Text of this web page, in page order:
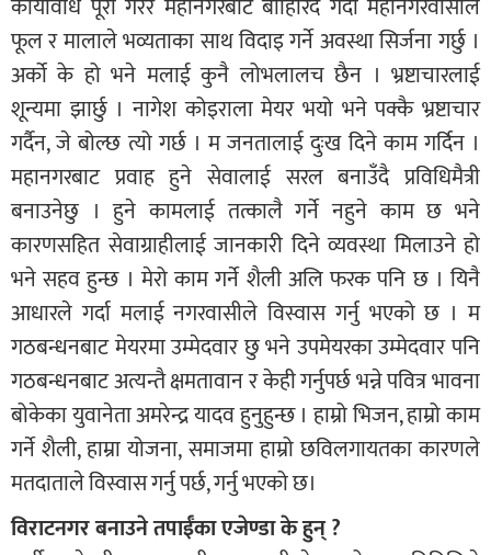
कार्यावधि पूरा गरेर महानगरबाट बाहिरिँदै गर्दा महानगरवासीले
फूल र मालाले भव्यताका साथ विदाइ गर्ने अवस्था सिर्जना गर्छु ।
अर्को के हो भने मलाई कुनै लोभलालच छैन । भ्रष्टाचारलाई
शून्यमा झार्छु । नागेश कोइराला मेयर भयो भने पक्कै भ्रष्टाचार
गर्दैन, जे बोल्छ त्यो गर्छ । म जनतालाई दुःख दिने काम गर्दिन ।
महानगरबाट प्रवाह हुने सेवालाई सरल बनाउँदै प्रविधिमैत्री
बनाउनेछु । हुने कामलाई तत्कालै गर्ने नहुने काम छ भने
कारणसहित सेवाग्राहीलाई जानकारी दिने व्यवस्था मिलाउने हो
भने सहव हुन्छ । मेरो काम गर्ने शैली अलि फरक पनि छ । यिनै
आधारले गर्दा मलाई नगरवासीले विस्वास गर्नु भएको छ । म
गठबन्धनबाट मेयरमा उम्मेदवार छु भने उपमेयरका उम्मेदवार पनि
गठबन्धनबाट अत्यन्तै क्षमतावान र केही गर्नुपर्छ भन्ने पवित्र भावना
बोकेका युवानेता अमरेन्द्र यादव हुनुहुन्छ । हाम्रो भिजन, हाम्रो काम
गर्ने शैली, हाम्रा योजना, समाजमा हाम्रो छविलगायतका कारणले
मतदाताले विस्वास गर्नु पर्छ, गर्नु भएको छ।
विराटनगर बनाउने तपाईँका एजेण्डा के हुन् ?